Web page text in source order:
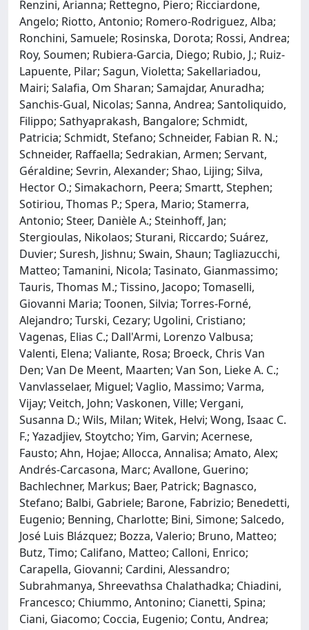
Renzini, Arianna; Rettegno, Piero; Ricciardone,
Angelo; Riotto, Antonio; Romero-Rodriguez, Alba;
Ronchini, Samuele; Rosinska, Dorota; Rossi, Andrea;
Roy, Soumen; Rubiera-Garcia, Diego; Rubio, J.; Ruiz-
Lapuente, Pilar; Sagun, Violetta; Sakellariadou,
Mairi; Salafia, Om Sharan; Samajdar, Anuradha;
Sanchis-Gual, Nicolas; Sanna, Andrea; Santoliquido,
Filippo; Sathyaprakash, Bangalore; Schmidt,
Patricia; Schmidt, Stefano; Schneider, Fabian R. N.;
Schneider, Raffaella; Sedrakian, Armen; Servant,
Géraldine; Sevrin, Alexander; Shao, Lijing; Silva,
Hector O.; Simakachorn, Peera; Smartt, Stephen;
Sotiriou, Thomas P.; Spera, Mario; Stamerra,
Antonio; Steer, Danièle A.; Steinhoff, Jan;
Stergioulas, Nikolaos; Sturani, Riccardo; Suárez,
Duvier; Suresh, Jishnu; Swain, Shaun; Tagliazucchi,
Matteo; Tamanini, Nicola; Tasinato, Gianmassimo;
Tauris, Thomas M.; Tissino, Jacopo; Tomaselli,
Giovanni Maria; Toonen, Silvia; Torres-Forné,
Alejandro; Turski, Cezary; Ugolini, Cristiano;
Vagenas, Elias C.; Dall'Armi, Lorenzo Valbusa;
Valenti, Elena; Valiante, Rosa; Broeck, Chris Van
Den; Van De Meent, Maarten; Van Son, Lieke A. C.;
Vanvlasselaer, Miguel; Vaglio, Massimo; Varma,
Vijay; Veitch, John; Vaskonen, Ville; Vergani,
Susanna D.; Wils, Milan; Witek, Helvi; Wong, Isaac C.
F.; Yazadjiev, Stoytcho; Yim, Garvin; Acernese,
Fausto; Ahn, Hojae; Allocca, Annalisa; Amato, Alex;
Andrés-Carcasona, Marc; Avallone, Guerino;
Bachlechner, Markus; Baer, Patrick; Bagnasco,
Stefano; Balbi, Gabriele; Barone, Fabrizio; Benedetti,
Eugenio; Benning, Charlotte; Bini, Simone; Salcedo,
José Luis Blázquez; Bozza, Valerio; Bruno, Matteo;
Butz, Timo; Califano, Matteo; Calloni, Enrico;
Carapella, Giovanni; Cardini, Alessandro;
Subrahmanya, Shreevathsa Chalathadka; Chiadini,
Francesco; Chiummo, Antonino; Cianetti, Spina;
Ciani, Giacomo; Coccia, Eugenio; Contu, Andrea;